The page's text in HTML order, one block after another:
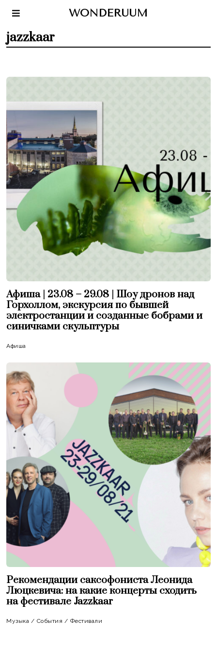
WONDERUUM
jazzkaar
Афиша | 23.08 – 29.08 | Шоу дронов над
Горхоллом, экскурсия по бывшей
электростанции и созданные бобрами и
синичками скульптуры
Афиша
Рекомендации саксофониста Леонида
Люцкевича: на какие концерты сходить
на фестивале Jazzkaar
Музыка / События / Фестивали